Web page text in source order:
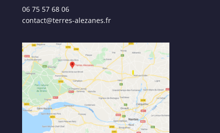
06 75 57 68 06
contact@terres-alezanes.fr